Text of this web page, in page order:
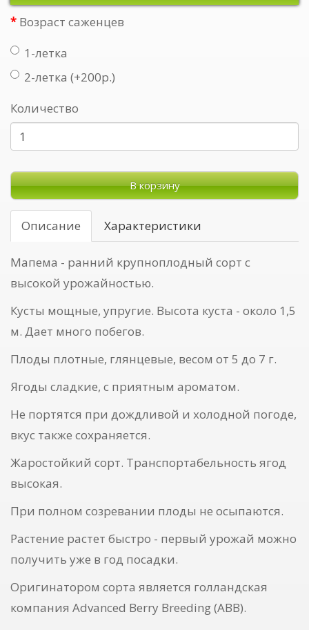
Возраст саженцев
1-летка
2-летка (+200р.)
Количество
В корзину
Описание Характеристики
Мапема - ранний крупноплодный сорт с
высокой урожайностью.
Кусты мощные, упругие. Высота куста - около 1,5
м. Дает много побегов.
Плоды плотные, глянцевые, весом от 5 до 7 г.
Ягоды сладкие, с приятным ароматом.
Не портятся при дождливой и холодной погоде,
вкус также сохраняется.
Жаростойкий сорт. Транспортабельность ягод
высокая.
При полном созревании плоды не осыпаются.
Растение растет быстро - первый урожай можно
получить уже в год посадки.
Оригинатором сорта является голландская
компания Advanced Berry Breeding (ABB).